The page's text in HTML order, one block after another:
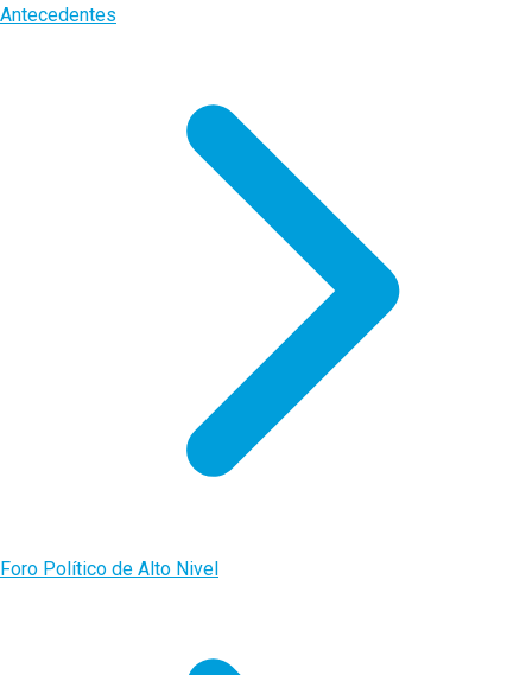
Antecedentes
Foro Político de Alto Nivel